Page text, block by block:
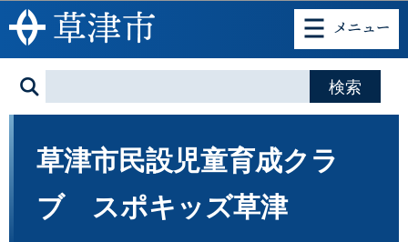
このページの本文へ移動
草津市民設児童育成クラ
ブ スポキッズ草津